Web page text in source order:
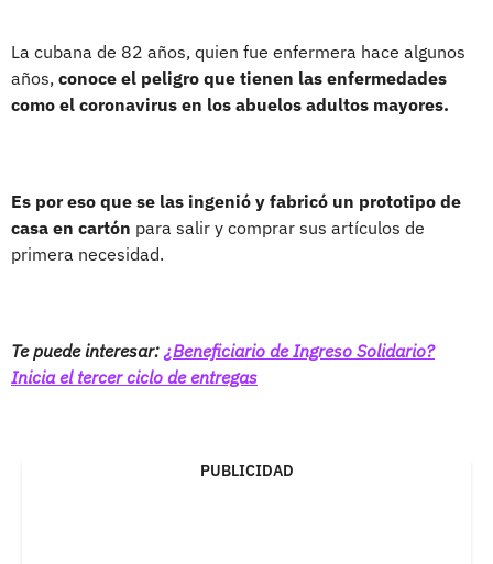
La cubana de 82 años, quien fue enfermera hace algunos
años, conoce el peligro que tienen las enfermedades
como el coronavirus en los abuelos adultos mayores.
Es por eso que se las ingenió y fabricó un prototipo de
casa en cartón para salir y comprar sus artículos de
primera necesidad.
Te puede interesar: ¿Beneficiario de Ingreso Solidario?
Inicia el tercer ciclo de entregas
PUBLICIDAD